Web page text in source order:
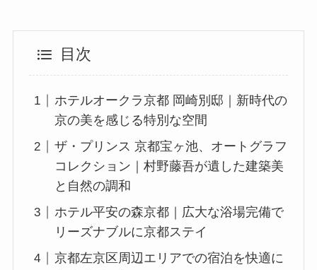
目次
ホテルオークラ京都 岡崎別邸｜新時代の
京の美を感じる特別な空間
ザ・プリンス 京都宝ヶ池、オートグラフ
コレクション｜村野藤吾が遺した建築美
と自然の調和
ホテル平安の森京都｜広大な浴場完備で
リーズナブルに京都ステイ
京都左京区周辺エリアでの宿泊を快適に